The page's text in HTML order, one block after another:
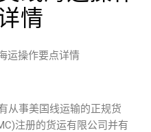
情
运操作要点详情
从事美国线运输的正规货
注册的货运有限公司并有